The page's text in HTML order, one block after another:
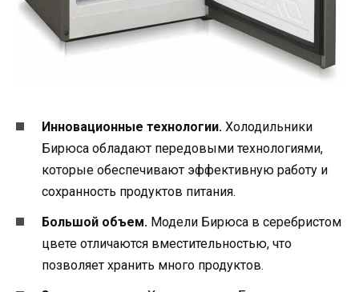
Инновационные технологии. Холодильники
Бирюса обладают передовыми технологиями,
которые обеспечивают эффективную работу и
сохранность продуктов питания.
Большой объем. Модели Бирюса в серебристом
цвете отличаются вместительностью, что
позволяет хранить много продуктов.